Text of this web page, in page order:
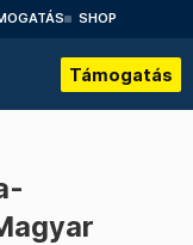
SHOP
Támogatás